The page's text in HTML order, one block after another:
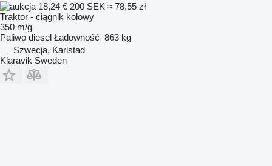
18,24 € 200 SEK ≈ 78,55 zł
Traktor - ciągnik kołowy
350 m/g
Paliwo diesel Ładowność 863 kg
Szwecja, Karlstad
Klaravik Sweden